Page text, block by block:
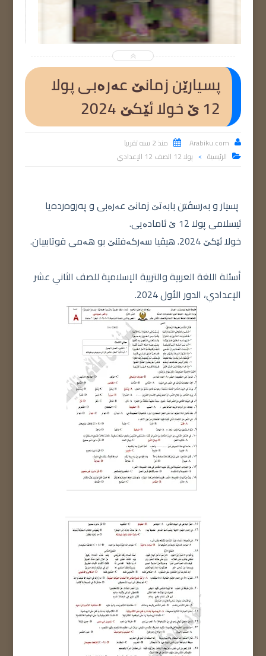
پسیارێن زمانێ عەرەبی پولا
12 ێ خولا ئێکێ 2024

Arabiku.com
 منذ 2 سنه تقريبا
 الرئيسية > پولا 12 الصف 12 الإعدادي
پسیار و بەرسڤێن بابەتێ زمانێ عەرەبی و په‌روه‌رده‌یا
ئیسلامی پولا 12 ێ ئامادەیی.
خولا ئێکێ 2024. هیڤیا سەرکەفتنێ بو هەمی قوتابییان.
أسئلة اللغة العربية والتربية الإسلامية للصف الثاني عشر
الإعدادي، الدور الأول 2024.